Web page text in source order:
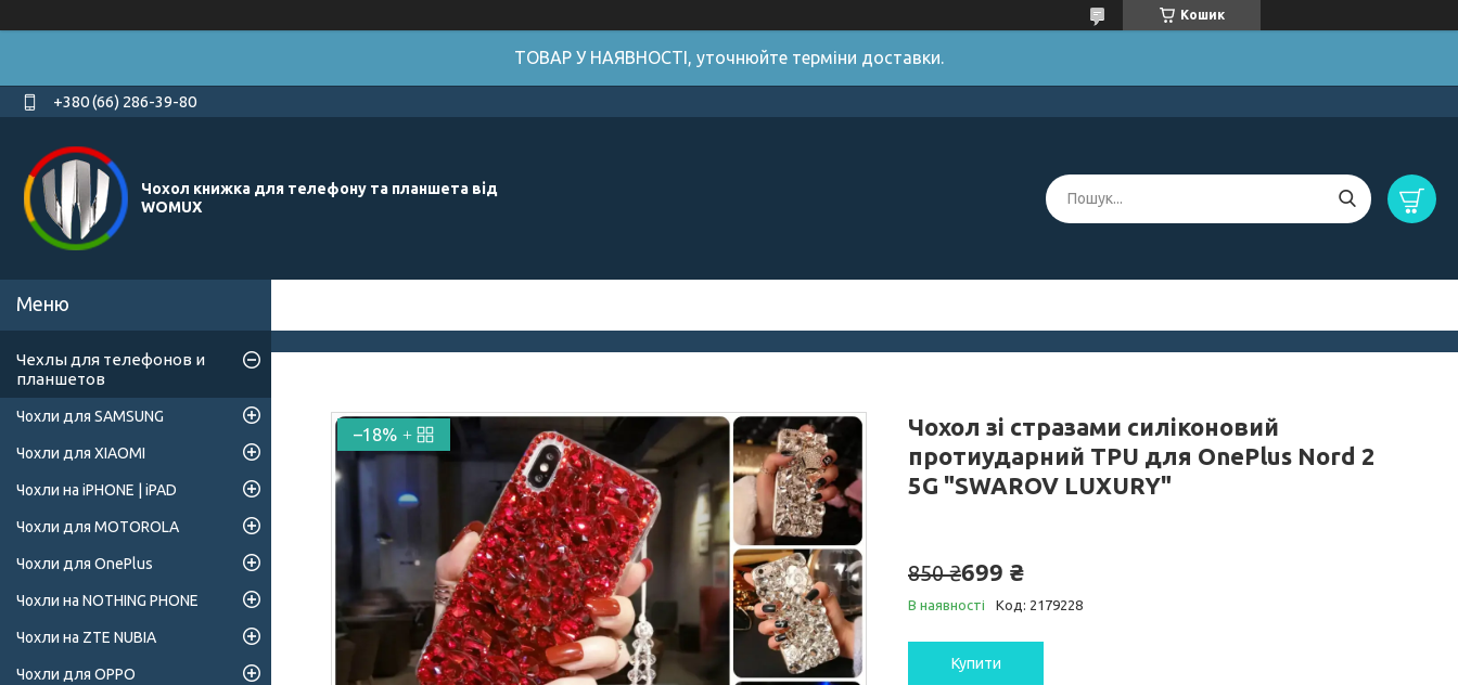
Кошик
ТОВАР У НАЯВНОСТІ, уточнюйте терміни доставки.
+380 (66) 286-39-80
Чохол книжка для телефону та планшета від
WOMUX
–18%
Чохол зі стразами силіконовий
протиударний TPU для OnePlus Nord 2
5G "SWAROV LUXURY"
850 ₴699 ₴
В наявності Код: 2179228
Купити
Чехлы для телефонов и
планшетов
Чохли для SAMSUNG
Чохли для XIAOMI
Чохли на iPHONE | iPAD
Чохли для MOTOROLA
Чохли для OnePlus
Чохли на NOTHING PHONE
Чохли на ZTE NUBIA
Чохли для OPPO